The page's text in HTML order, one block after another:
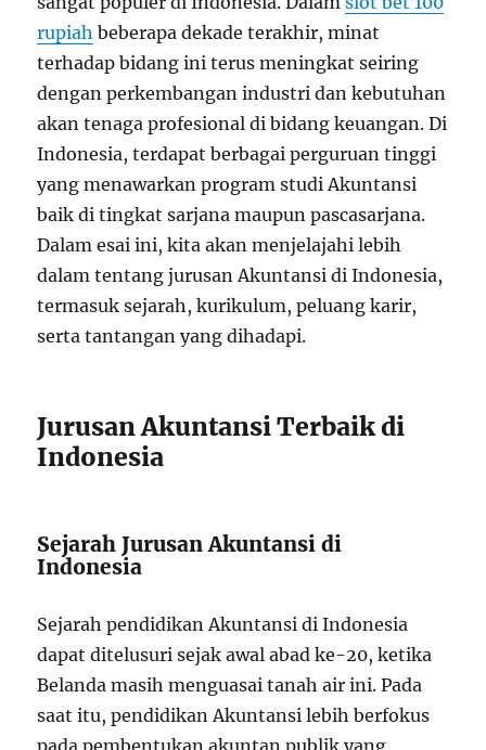
rupiah beberapa dekade terakhir, minat
terhadap bidang ini terus meningkat seiring
dengan perkembangan industri dan kebutuhan
akan tenaga profesional di bidang keuangan. Di
Indonesia, terdapat berbagai perguruan tinggi
yang menawarkan program studi Akuntansi
baik di tingkat sarjana maupun pascasarjana.
Dalam esai ini, kita akan menjelajahi lebih
dalam tentang jurusan Akuntansi di Indonesia,
termasuk sejarah, kurikulum, peluang karir,
serta tantangan yang dihadapi.
Jurusan Akuntansi Terbaik di
Indonesia
Sejarah Jurusan Akuntansi di
Indonesia
Sejarah pendidikan Akuntansi di Indonesia
dapat ditelusuri sejak awal abad ke-20, ketika
Belanda masih menguasai tanah air ini. Pada
saat itu, pendidikan Akuntansi lebih berfokus